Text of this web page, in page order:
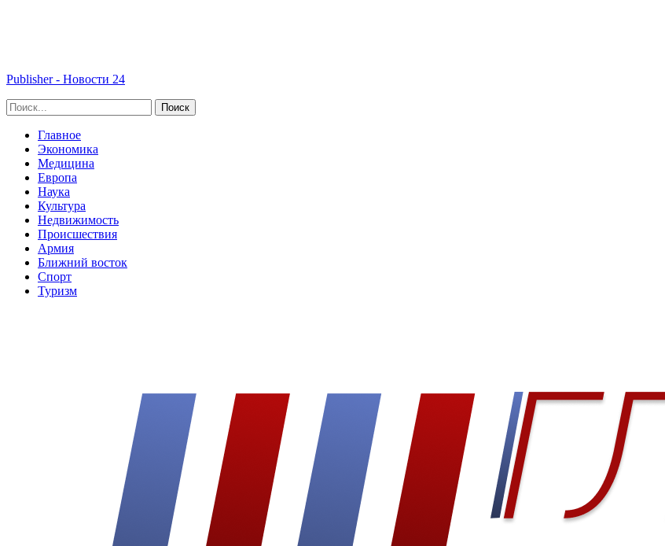
Publisher - Новости 24
Главное
Экономика
Медицина
Европа
Наука
Культура
Недвижимость
Происшествия
Армия
Ближний восток
Спорт
Туризм